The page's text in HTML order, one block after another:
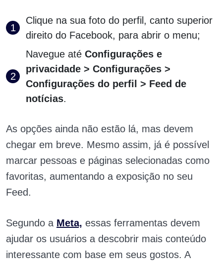
Clique na sua foto do perfil, canto superior
direito do Facebook, para abrir o menu;
Navegue até Configurações e
privacidade > Configurações >
Configurações do perfil > Feed de
notícias.
As opções ainda não estão lá, mas devem
chegar em breve. Mesmo assim, já é possível
marcar pessoas e páginas selecionadas como
favoritas, aumentando a exposição no seu
Feed.
Segundo a Meta, essas ferramentas devem
ajudar os usuários a descobrir mais conteúdo
interessante com base em seus gostos. A